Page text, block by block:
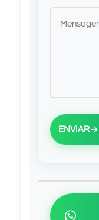
ENVIAR